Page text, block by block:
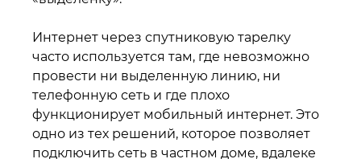
Интернет через спутниковую тарелку
часто используется там, где невозможно
провести ни выделенную линию, ни
телефонную сеть и где плохо
функционирует мобильный интернет. Это
одно из тех решений, которое позволяет
подключить сеть в частном доме, вдалеке